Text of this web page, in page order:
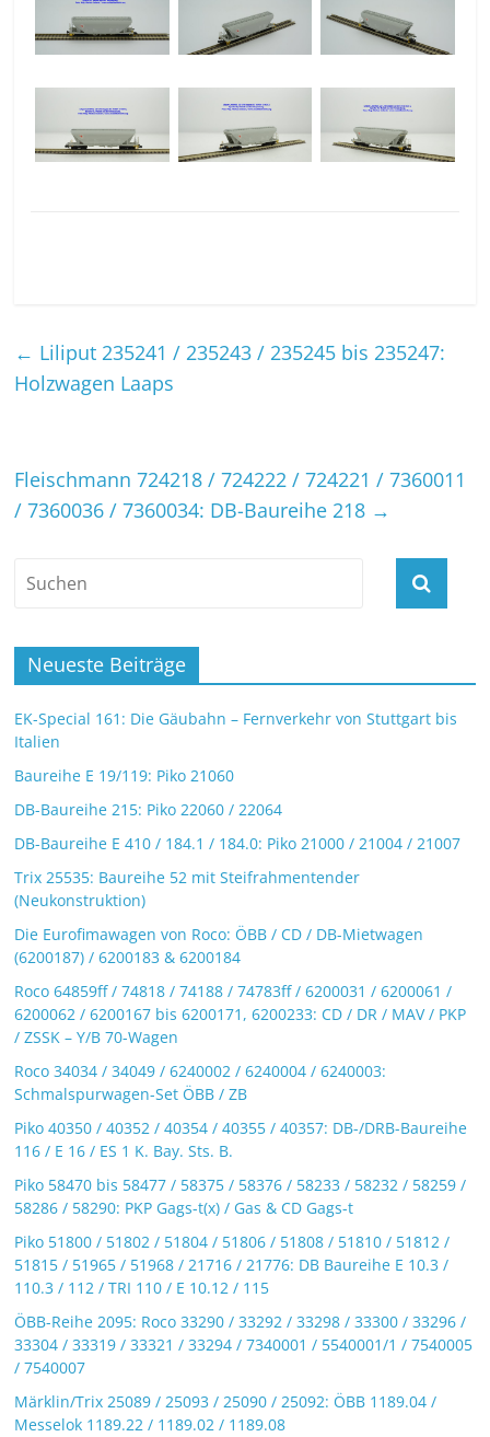
← Liliput 235241 / 235243 / 235245 bis 235247:
Holzwagen Laaps
Fleischmann 724218 / 724222 / 724221 / 7360011
/ 7360036 / 7360034: DB-Baureihe 218 →
Neueste Beiträge
EK-Special 161: Die Gäubahn – Fernverkehr von Stuttgart bis
Italien
Baureihe E 19/119: Piko 21060
DB-Baureihe 215: Piko 22060 / 22064
DB-Baureihe E 410 / 184.1 / 184.0: Piko 21000 / 21004 / 21007
Trix 25535: Baureihe 52 mit Steifrahmentender
(Neukonstruktion)
Die Eurofimawagen von Roco: ÖBB / CD / DB-Mietwagen
(6200187) / 6200183 & 6200184
Roco 64859ff / 74818 / 74188 / 74783ff / 6200031 / 6200061 /
6200062 / 6200167 bis 6200171, 6200233: CD / DR / MAV / PKP
/ ZSSK – Y/B 70-Wagen
Roco 34034 / 34049 / 6240002 / 6240004 / 6240003:
Schmalspurwagen-Set ÖBB / ZB
Piko 40350 / 40352 / 40354 / 40355 / 40357: DB-/DRB-Baureihe
116 / E 16 / ES 1 K. Bay. Sts. B.
Piko 58470 bis 58477 / 58375 / 58376 / 58233 / 58232 / 58259 /
58286 / 58290: PKP Gags-t(x) / Gas & CD Gags-t
Piko 51800 / 51802 / 51804 / 51806 / 51808 / 51810 / 51812 /
51815 / 51965 / 51968 / 21716 / 21776: DB Baureihe E 10.3 /
110.3 / 112 / TRI 110 / E 10.12 / 115
ÖBB-Reihe 2095: Roco 33290 / 33292 / 33298 / 33300 / 33296 /
33304 / 33319 / 33321 / 33294 / 7340001 / 5540001/1 / 7540005
/ 7540007
Märklin/Trix 25089 / 25093 / 25090 / 25092: ÖBB 1189.04 /
Messelok 1189.22 / 1189.02 / 1189.08